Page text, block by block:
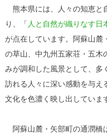
熊本県には、人々の知恵と
り、「人と自然が織りなす日
が点在しています。阿蘇山麓
の草山、中九州五家荘・五
みが調和した風景として、多
訪れる人々に深い感動を与え
文化を色濃く映し出していま
阿蘇山麓・矢部町の通潤橋